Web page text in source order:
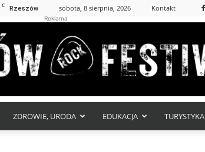
C Rzeszów sobota, 8 sierpnia, 2026 Kontakt
Reklama
ZDROWIE, URODA EDUKACJA TURYSTYKA